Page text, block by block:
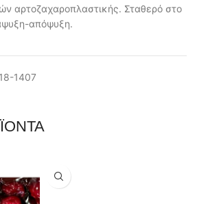
αρτοζαχαροπλαστικής. Σταθερό στο
απόψυξη.
18-1407